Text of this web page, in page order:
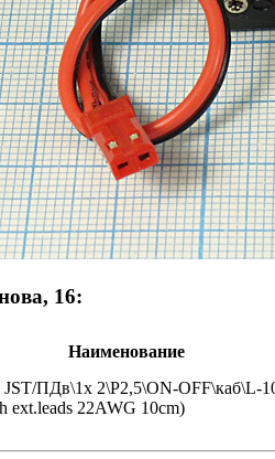
16:
Наименование
ПДв\1x 2\P2,5\ON-OFF\каб\L-
ext.leads 22AWG 10cm)